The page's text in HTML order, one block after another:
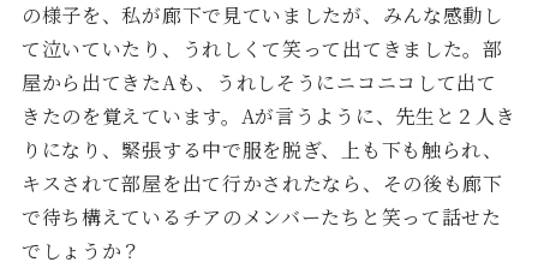
の様子を、私が廊下で見ていましたが、みんな感動し
て泣いていたり、うれしくて笑って出てきました。部
屋から出てきたAも、うれしそうにニコニコして出て
きたのを覚えています。Aが言うように、先生と２人き
りになり、緊張する中で服を脱ぎ、上も下も触られ、
キスされて部屋を出て行かされたなら、その後も廊下
で待ち構えているチアのメンバーたちと笑って話せた
でしょうか？